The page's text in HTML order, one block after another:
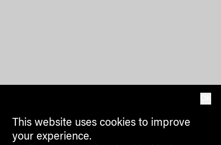
This website uses cookies to improve
your experience.